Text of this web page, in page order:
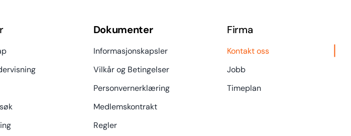
Dokumenter
Informasjonskapsler
Vilkår og Betingelser
Personvernerklæring
Medlemskontrakt
Regler
Firma
Kontakt oss
Jobb
Timeplan